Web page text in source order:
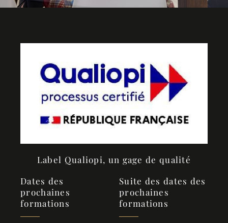
Label Qualiopi, un gage de qualité
Dates des
prochaines
formations
Suite des dates des
prochaines
formations